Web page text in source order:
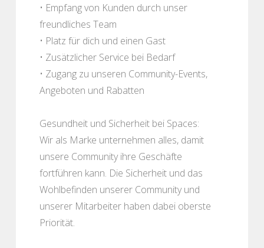
• Empfang von Kunden durch unser
freundliches Team
• Platz für dich und einen Gast
• Zusätzlicher Service bei Bedarf
• Zugang zu unseren Community-Events,
Angeboten und Rabatten
Gesundheit und Sicherheit bei Spaces:
Wir als Marke unternehmen alles, damit
unsere Community ihre Geschäfte
fortführen kann. Die Sicherheit und das
Wohlbefinden unserer Community und
unserer Mitarbeiter haben dabei oberste
Priorität.